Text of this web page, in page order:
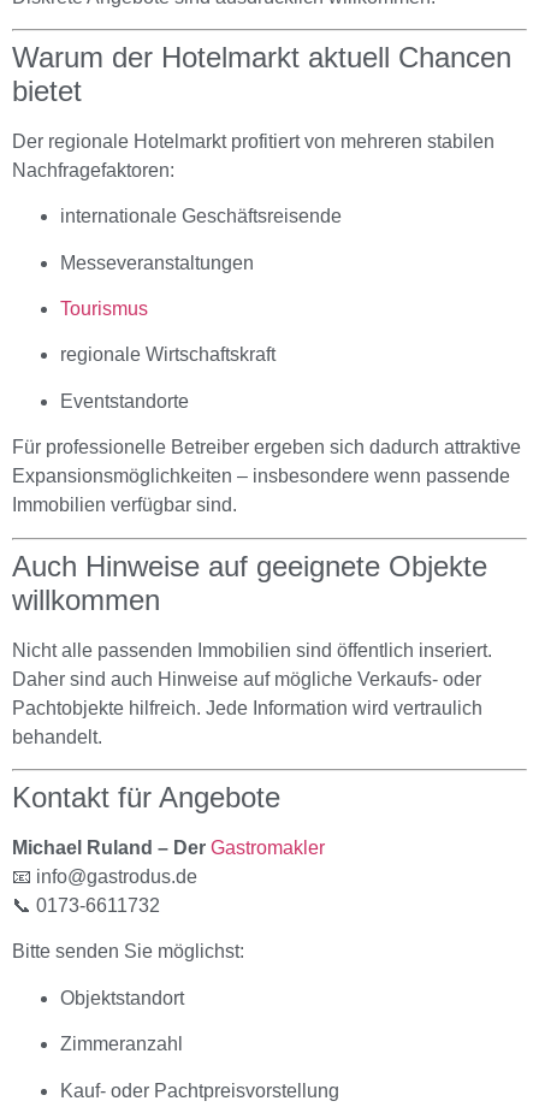
Warum der Hotelmarkt aktuell Chancen
bietet
Der regionale Hotelmarkt profitiert von mehreren stabilen
Nachfragefaktoren:
internationale Geschäftsreisende
Messeveranstaltungen
Tourismus
regionale Wirtschaftskraft
Eventstandorte
Für professionelle Betreiber ergeben sich dadurch attraktive
Expansionsmöglichkeiten – insbesondere wenn passende
Immobilien verfügbar sind.
Auch Hinweise auf geeignete Objekte
willkommen
Nicht alle passenden Immobilien sind öffentlich inseriert.
Daher sind auch Hinweise auf mögliche Verkaufs- oder
Pachtobjekte hilfreich. Jede Information wird vertraulich
behandelt.
Kontakt für Angebote
Michael Ruland – Der Gastromakler
📧 info@gastrodus.de
📞 0173-6611732
Bitte senden Sie möglichst:
Objektstandort
Zimmeranzahl
Kauf- oder Pachtpreisvorstellung